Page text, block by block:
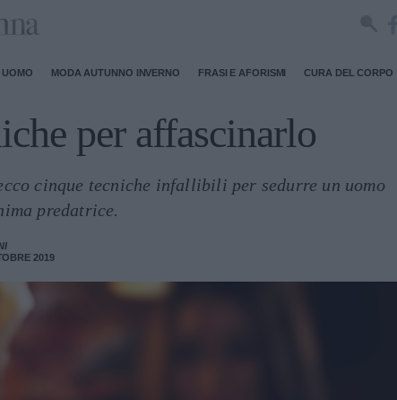
UOMO MODA AUTUNNO INVERNO FRASI E AFORISMI CURA DEL CORPO
per affascinarlo
cinque tecniche infallibili per sedurre un uomo
predatrice.
2019